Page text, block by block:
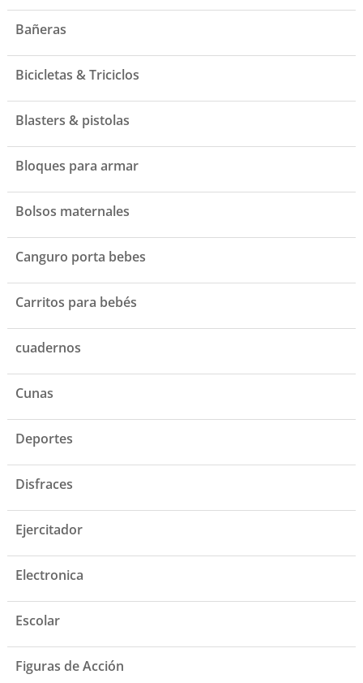
Bañeras
Bicicletas & Triciclos
Blasters & pistolas
Bloques para armar
Bolsos maternales
Canguro porta bebes
Carritos para bebés
cuadernos
Cunas
Deportes
Disfraces
Ejercitador
Electronica
Escolar
Figuras de Acción